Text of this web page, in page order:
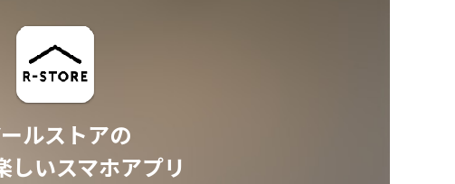
ルストアの
しいスマホアプリ